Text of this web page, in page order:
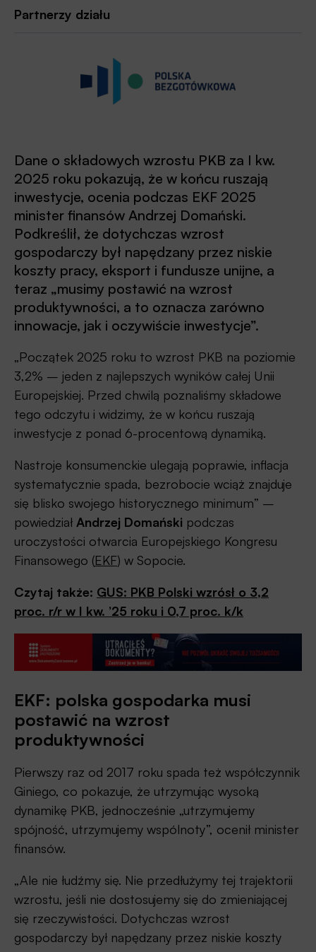
Partnerzy działu
Dane o składowych wzrostu PKB za I kw.
2025 roku pokazują, że w końcu ruszają
inwestycje, ocenia podczas EKF 2025
minister finansów Andrzej Domański.
Podkreślił, że dotychczas wzrost
gospodarczy był napędzany przez niskie
koszty pracy, eksport i fundusze unijne, a
teraz „musimy postawić na wzrost
produktywności, a to oznacza zarówno
innowacje, jak i oczywiście inwestycje”.
„Początek 2025 roku to wzrost PKB na poziomie
3,2% – jeden z najlepszych wyników całej Unii
Europejskiej. Przed chwilą poznaliśmy składowe
tego odczytu i widzimy, że w końcu ruszają
inwestycje z ponad 6-procentową dynamiką.
Nastroje konsumenckie ulegają poprawie, inflacja
systematycznie spada, bezrobocie wciąż znajduje
się blisko swojego historycznego minimum” –
powiedział Andrzej Domański podczas
uroczystości otwarcia Europejskiego Kongresu
Finansowego (EKF) w Sopocie.
Czytaj także: GUS: PKB Polski wzrósł o 3,2
proc. r/r w I kw. ’25 roku i 0,7 proc. k/k
EKF: polska gospodarka musi
postawić na wzrost
produktywności
Pierwszy raz od 2017 roku spada też współczynnik
Giniego, co pokazuje, że utrzymując wysoką
dynamikę PKB, jednocześnie „utrzymujemy
spójność, utrzymujemy wspólnoty”, ocenił minister
finansów.
„Ale nie łudźmy się. Nie przedłużymy tej trajektorii
wzrostu, jeśli nie dostosujemy się do zmieniającej
się rzeczywistości. Dotychczas wzrost
gospodarczy był napędzany przez niskie koszty